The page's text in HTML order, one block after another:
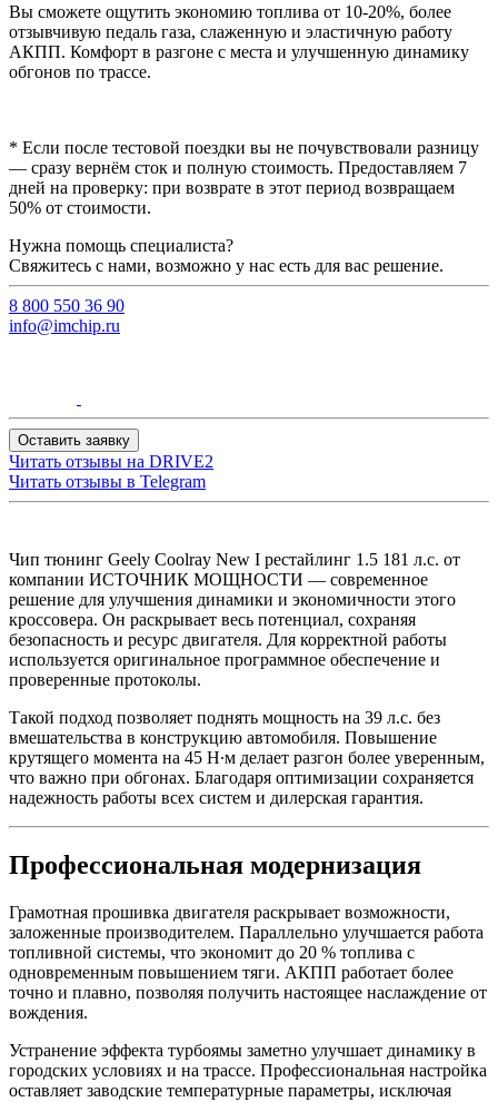
Вы сможете ощутить экономию топлива от 10-20%, более
отзывчивую педаль газа, слаженную и эластичную работу
АКПП. Комфорт в разгоне с места и улучшенную динамику
обгонов по трассе.
* Если после тестовой поездки вы не почувствовали разницу
— сразу вернём сток и полную стоимость. Предоставляем 7
дней на проверку: при возврате в этот период возвращаем
50% от стоимости.
Нужна помощь специалиста?
Свяжитесь с нами, возможно у нас есть для вас решение.
8 800 550 36 90
info@imchip.ru
Оставить заявку
Читать отзывы на DRIVE2
Читать отзывы в Telegram
Чип тюнинг Geely Coolray New I рестайлинг 1.5 181 л.с. от
компании ИСТОЧНИК МОЩНОСТИ — современное
решение для улучшения динамики и экономичности этого
кроссовера. Он раскрывает весь потенциал, сохраняя
безопасность и ресурс двигателя. Для корректной работы
используется оригинальное программное обеспечение и
проверенные протоколы.
Такой подход позволяет поднять мощность на 39 л.с. без
вмешательства в конструкцию автомобиля. Повышение
крутящего момента на 45 Н∙м делает разгон более уверенным,
что важно при обгонах. Благодаря оптимизации сохраняется
надежность работы всех систем и дилерская гарантия.
Профессиональная модернизация
Грамотная прошивка двигателя раскрывает возможности,
заложенные производителем. Параллельно улучшается работа
топливной системы, что экономит до 20 % топлива с
одновременным повышением тяги. АКПП работает более
точно и плавно, позволяя получить настоящее наслаждение от
вождения.
Устранение эффекта турбоямы заметно улучшает динамику в
городских условиях и на трассе. Профессиональная настройка
оставляет заводские температурные параметры, исключая